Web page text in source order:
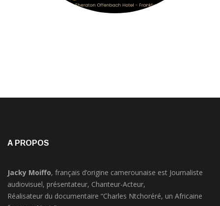
A PROPOS
Jacky Moiffo, français d’origine camerounaise est Journaliste
audiovisuel, présentateur, Chanteur-Acteur,
Réalisateur du documentaire “Charles Ntchoréré, un Africaine